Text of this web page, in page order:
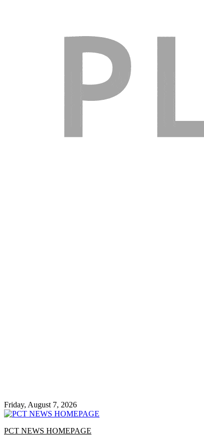
Friday, August 7, 2026
PCT NEWS HOMEPAGE